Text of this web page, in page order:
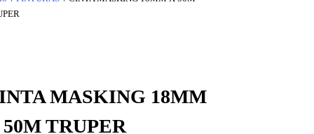
MASKING 18MM
TRUPER